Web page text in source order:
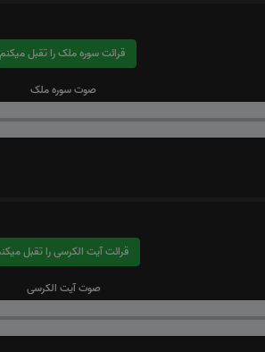
قرائت سوره ملک را تقبل میکنم
صوت سوره ملک
قرائت آیت الکرسی را تقبل میکنم
صوت آیت الکرسی